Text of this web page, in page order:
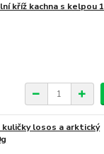
kříž kachna s kelpou 1
kuličky losos a arktický